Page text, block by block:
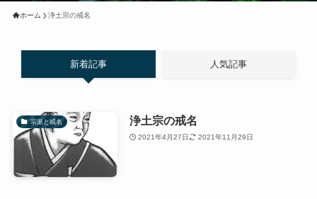
ホーム 浄土宗の戒名
新着記事 人気記事
宗派と戒名 浄土宗の戒名
2021年4月27日 2021年11月29日